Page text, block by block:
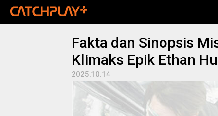
Fakta dan Sinopsis
Klimaks Epik Ethan
2025.10.14